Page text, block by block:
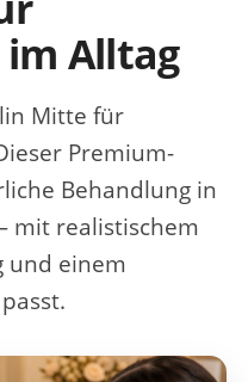
Alltag
Mitte für
Premium-
Behandlung in
mit realistischem
und einem